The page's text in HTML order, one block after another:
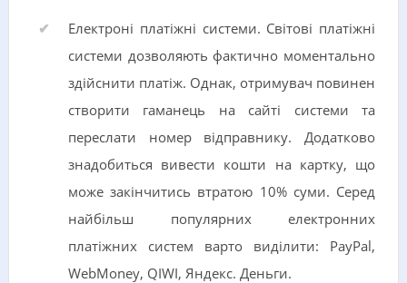
Електроні платіжні системи. Світові платіжні
системи дозволяють фактично моментально
здійснити платіж. Однак, отримувач повинен
створити гаманець на сайті системи та
переслати номер відправнику. Додатково
знадобиться вивести кошти на картку, що
може закінчитись втратою 10% суми. Серед
найбільш популярних електронних
платіжних систем варто виділити: PayPal,
WebMoney, QIWI, Яндекс. Деньги.